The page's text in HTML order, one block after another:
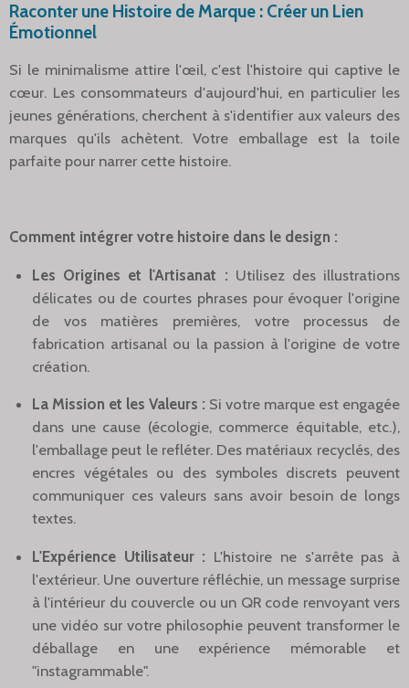
Raconter une Histoire de Marque : Créer un Lien
Émotionnel
Si le minimalisme attire l'œil, c'est l'histoire qui captive le
cœur. Les consommateurs d'aujourd'hui, en particulier les
jeunes générations, cherchent à s'identifier aux valeurs des
marques qu'ils achètent. Votre emballage est la toile
parfaite pour narrer cette histoire.
Comment intégrer votre histoire dans le design :
Les Origines et l'Artisanat : Utilisez des illustrations
délicates ou de courtes phrases pour évoquer l'origine
de vos matières premières, votre processus de
fabrication artisanal ou la passion à l'origine de votre
création.
La Mission et les Valeurs : Si votre marque est engagée
dans une cause (écologie, commerce équitable, etc.),
l'emballage peut le refléter. Des matériaux recyclés, des
encres végétales ou des symboles discrets peuvent
communiquer ces valeurs sans avoir besoin de longs
textes.
L'Expérience Utilisateur : L'histoire ne s'arrête pas à
l'extérieur. Une ouverture réfléchie, un message surprise
à l'intérieur du couvercle ou un QR code renvoyant vers
une vidéo sur votre philosophie peuvent transformer le
déballage en une expérience mémorable et
"instagrammable".